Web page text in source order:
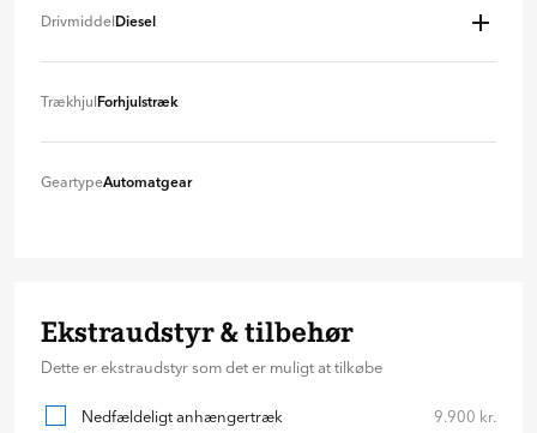
DrivmiddelDiesel
Diesel + 0 kr
TrækhjulForhjulstræk
GeartypeAutomatgear
Ekstraudstyr & tilbehør
Dette er ekstraudstyr som det er muligt at tilkøbe
Nedfældeligt anhængertræk
9.900 kr.